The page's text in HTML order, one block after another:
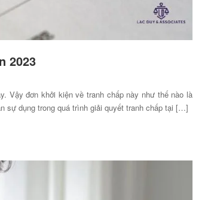
2023
Vậy đơn khởi kiện về tranh chấp này như thế nào là
sự dụng trong quá trình giải quyết tranh chấp tại […]